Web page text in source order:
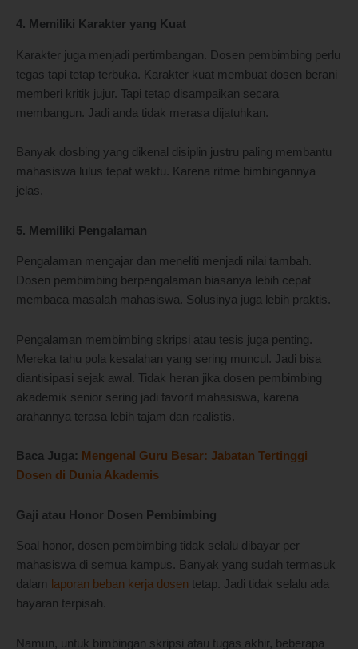
4. Memiliki Karakter yang Kuat
Karakter juga menjadi pertimbangan. Dosen pembimbing perlu
tegas tapi tetap terbuka. Karakter kuat membuat dosen berani
memberi kritik jujur. Tapi tetap disampaikan secara
membangun. Jadi anda tidak merasa dijatuhkan.
Banyak dosbing yang dikenal disiplin justru paling membantu
mahasiswa lulus tepat waktu. Karena ritme bimbingannya
jelas.
5. Memiliki Pengalaman
Pengalaman mengajar dan meneliti menjadi nilai tambah.
Dosen pembimbing berpengalaman biasanya lebih cepat
membaca masalah mahasiswa. Solusinya juga lebih praktis.
Pengalaman membimbing skripsi atau tesis juga penting.
Mereka tahu pola kesalahan yang sering muncul. Jadi bisa
diantisipasi sejak awal. Tidak heran jika dosen pembimbing
akademik senior sering jadi favorit mahasiswa, karena
arahannya terasa lebih tajam dan realistis.
Baca Juga: Mengenal Guru Besar: Jabatan Tertinggi
Dosen di Dunia Akademis
Gaji atau Honor Dosen Pembimbing
Soal honor, dosen pembimbing tidak selalu dibayar per
mahasiswa di semua kampus. Banyak yang sudah termasuk
dalam
laporan beban kerja dosen tetap. Jadi tidak selalu ada
bayaran terpisah.
Namun, untuk bimbingan skripsi atau tugas akhir, beberapa